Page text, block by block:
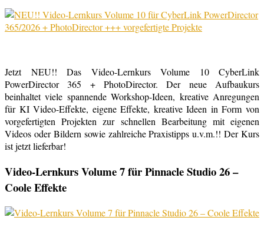
Jetzt NEU!! Das Video-Lernkurs Volume 10 CyberLink
PowerDirector 365 + PhotoDirector. Der neue Aufbaukurs
beinhaltet viele spannende Workshop-Ideen, kreative Anregungen
für KI Video-Effekte, eigene Effekte, kreative Ideen in Form von
vorgefertigten Projekten zur schnellen Bearbeitung mit eigenen
Videos oder Bildern sowie zahlreiche Praxistipps u.v.m.!! Der Kurs
ist jetzt lieferbar!
Video-Lernkurs Volume 7 für Pinnacle Studio 26 –
Coole Effekte